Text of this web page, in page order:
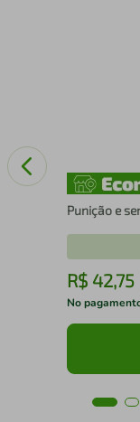
Punição e
R$ 42,75
No